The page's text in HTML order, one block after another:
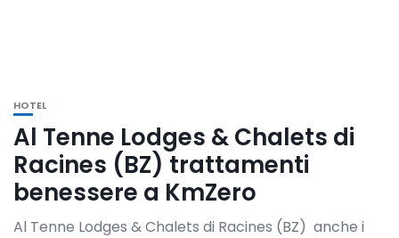
HOTEL
Al Tenne Lodges & Chalets di
Racines (BZ) trattamenti
benessere a KmZero
Al Tenne Lodges & Chalets di Racines (BZ) anche i